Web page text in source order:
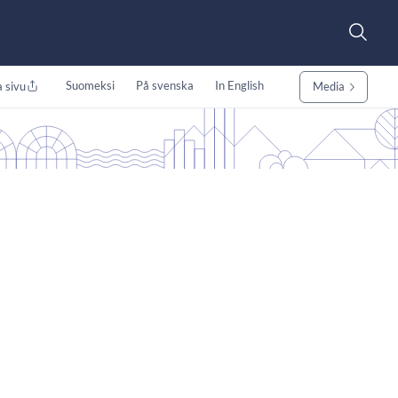
sivu Suomeksi På svenska In English Media